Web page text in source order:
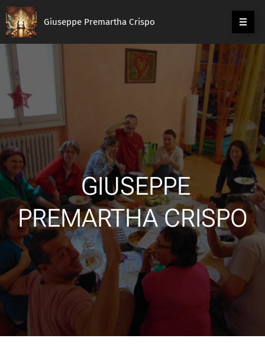
Giuseppe Premartha Crispo
GIUSEPPE
PREMARTHA CRISPO